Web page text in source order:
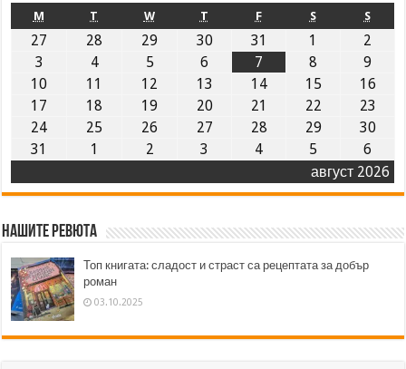
август 2026
M T W T F S S
27 28 29 30 31 1
2
3
4 5 6 7 8
9
10
11 12 13 14 15
16
17
18 19 20 21 22
23
24
25 26 27 28 29
30
31
1 2 3 4 5 6
Нашите ревюта
Топ книгата: сладост и страст са рецептата за добър
роман
03.10.2025